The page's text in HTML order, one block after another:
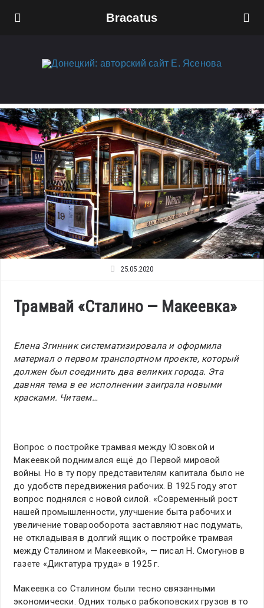
Bracatus
25.05.2020
Трамвай «Сталино — Макеевка»
Елена Згинник систематизировала и оформила
материал о первом транспортном проекте, который
должен был соединить два великих города. Эта
давняя тема в ее исполнении заиграла новыми
красками. Читаем…
Вопрос о постройке трамвая между Юзовкой и
Макеевкой поднимался ещё до Первой мировой
войны. Но в ту пору представителям капитала было не
до удобств передвижения рабочих. В 1925 году этот
вопрос поднялся с новой силой. «Современный рост
нашей промышленности, улучшение быта рабочих и
увеличение товарооборота заставляют нас подумать,
не откладывая в долгий ящик о постройке трамвая
между Сталином и Макеевкой», — писал Н. Смогунов в
газете «Диктатура труда» в 1925 г.
Макеевка со Сталином были тесно связанными
экономически. Одних только рабкоповских грузов в то